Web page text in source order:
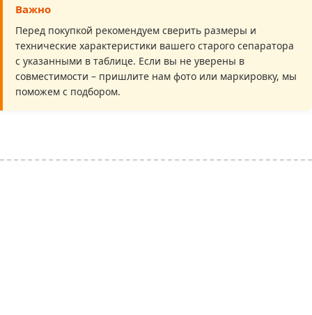
Важно
Перед покупкой рекомендуем сверить размеры и
технические характеристики вашего старого сепаратора
с указанными в таблице. Если вы не уверены в
совместимости – пришлите нам фото или маркировку, мы
поможем с подбором.